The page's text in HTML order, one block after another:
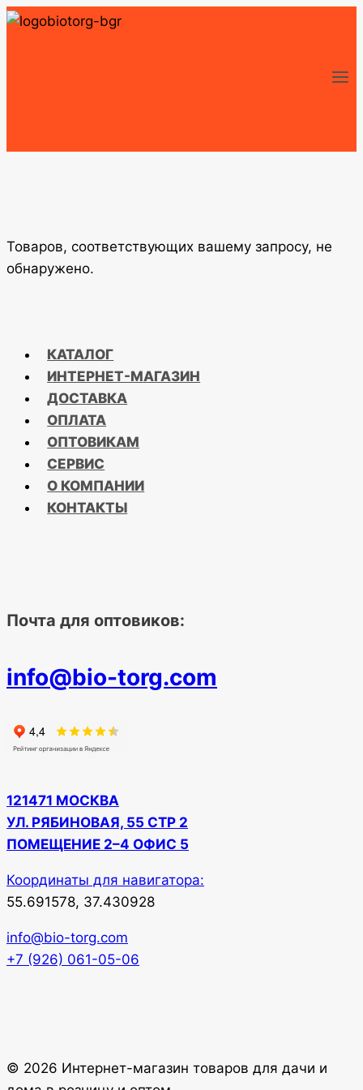
Перейти
Товаров, соответствующих вашему запросу, не
обнаружено.
КАТАЛОГ
ИНТЕРНЕТ-МАГАЗИН
ДОСТАВКА
ОПЛАТА
ОПТОВИКАМ
СЕРВИС
О КОМПАНИИ
КОНТАКТЫ
Почта для оптовиков:
info@bio-torg.com
121471 МОСКВА
УЛ. РЯБИНОВАЯ, 55 СТР 2
ПОМЕЩЕНИЕ 2–4 ОФИС 5
Координаты для навигатора:
55.691578, 37.430928
info@bio-torg.com
+7 (926) 061-05-06
© 2026 Интернет-магазин товаров для дачи и